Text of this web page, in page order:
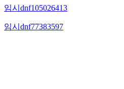
임시dnf105026413
임시dnf77383597